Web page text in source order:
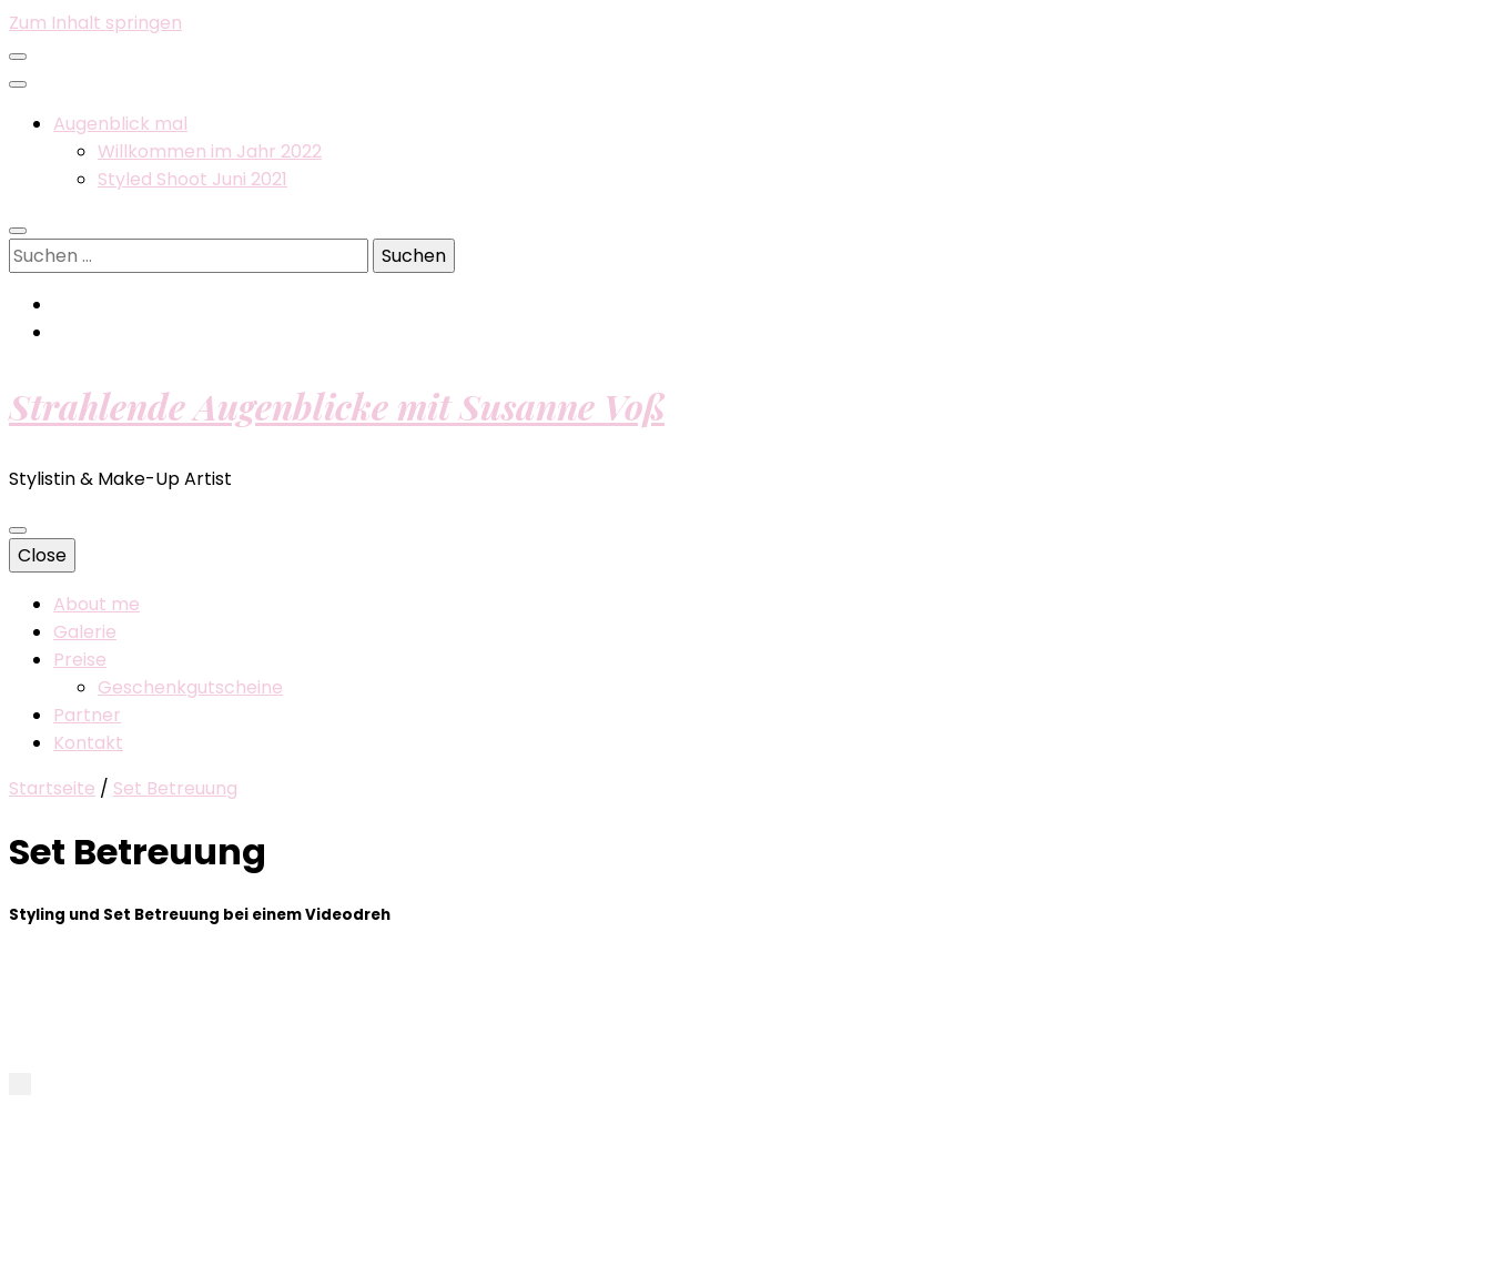
Zum Inhalt springen
Augenblick mal
Willkommen im Jahr 2022
Styled Shoot Juni 2021
Suchen
nach:
Strahlende Augenblicke mit Susanne Voß
Stylistin & Make-Up Artist
Close
About me
Galerie
Preise
Geschenkgutscheine
Partner
Kontakt
Startseite / Set Betreuung
Set Betreuung
Styling und Set Betreuung bei einem Videodreh